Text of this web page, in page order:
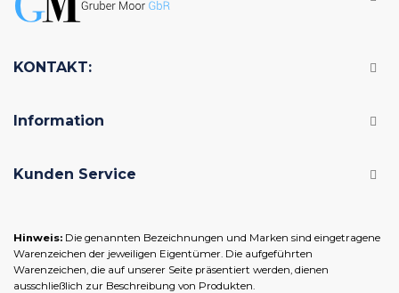
KONTAKT:
Information
Kunden Service
Hinweis: Die genannten Bezeichnungen und Marken sind eingetragene
Warenzeichen der jeweiligen Eigentümer. Die aufgeführten
Warenzeichen, die auf unserer Seite präsentiert werden, dienen
ausschließlich zur Beschreibung von Produkten.